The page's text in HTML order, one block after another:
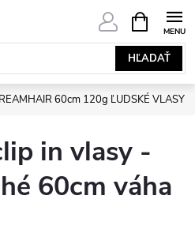
HĽADAŤ
KOŠÍK
60cm 120g ĽUDSKÉ VLASY
in vlasy -
60cm váha